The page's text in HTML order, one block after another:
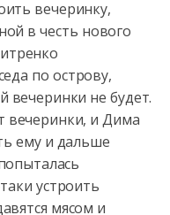
вечеринку,
в честь нового
по острову,
вечеринки не будет.
вечеринки, и Дима
ему и дальше
устроить
мясом и